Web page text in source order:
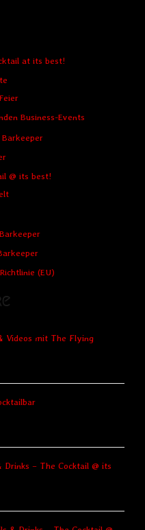
at its best!
Business-Events
@ its best!
(EU)
Videos mit The Flying
Drinks – The Cocktail @ its